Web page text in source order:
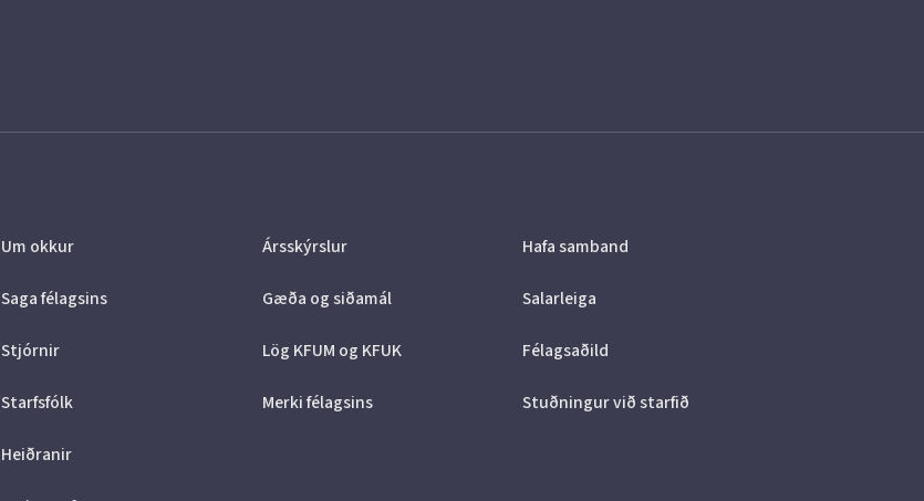
Um okkur
Saga félagsins
Stjórnir
Starfsfólk
Heiðranir
Ársskýrslur
Gæða og siðamál
Lög KFUM og KFUK
Merki félagsins
Hafa samband
Salarleiga
Félagsaðild
Stuðningur við starfið